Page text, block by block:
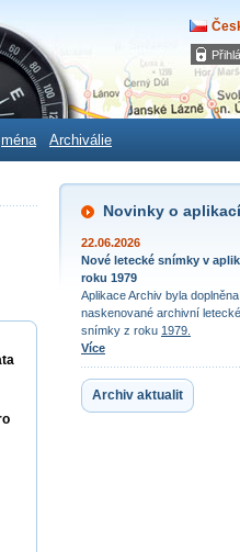
Archiválie
Novinky o
22.06.2026
Nové letecké snímky v
roku 1979
Aplikace Archiv byla
naskenované archivní
snímky z roku 1979.
Více
Archiv aktualit